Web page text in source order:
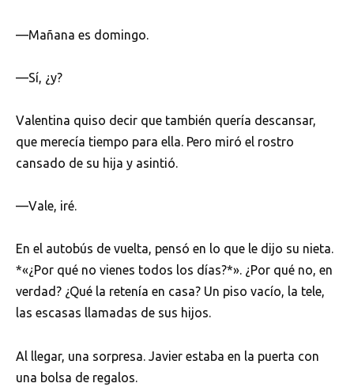
—Mañana es domingo.
—Sí, ¿y?
Valentina quiso decir que también quería descansar,
que merecía tiempo para ella. Pero miró el rostro
cansado de su hija y asintió.
—Vale, iré.
En el autobús de vuelta, pensó en lo que le dijo su nieta.
*«¿Por qué no vienes todos los días?*». ¿Por qué no, en
verdad? ¿Qué la retenía en casa? Un piso vacío, la tele,
las escasas llamadas de sus hijos.
Al llegar, una sorpresa. Javier estaba en la puerta con
una bolsa de regalos.